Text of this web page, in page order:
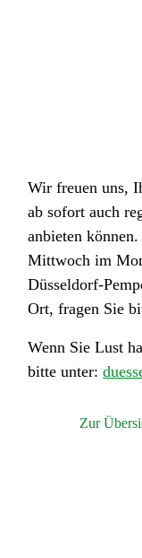
Wir freuen uns,
ab sofort auch
anbieten
Mittwoch im
Düsseldorf-
Ort, fragen Sie
Wenn Sie Lust
bitte unter:
Zur